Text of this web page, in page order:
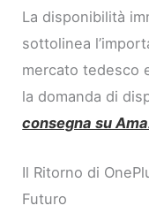
La disponibilità
sottolinea
mercato tedesco
la domanda di
consegna su
Il Ritorno di
Futuro